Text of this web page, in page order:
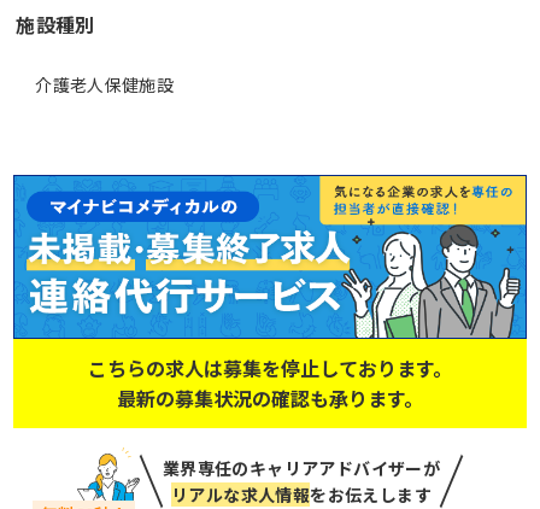
施設種別
介護老人保健施設
こちらの求人は募集を停止しております。
最新の募集状況の確認も承ります。
業界専任のキャリアアドバイザーが
リアルな求人情報をお伝えします